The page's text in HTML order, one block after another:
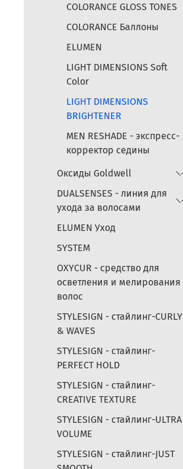
COLORANCE GLOSS TONES
COLORANCE Баллоны
ELUMEN
LIGHT DIMENSIONS Soft
Color
LIGHT DIMENSIONS
BRIGHTENER
MEN RESHADE - экспресс-
корректор седины
Оксиды Goldwell
DUALSENSES - линия для
ухода за волосами
ELUMEN Уход
SYSTEM
OXYCUR - средство для
осветления и мелирования
волос
STYLESIGN - стайлинг-CURLY
& WAVES
STYLESIGN - стайлинг-
PERFECT HOLD
STYLESIGN - стайлинг-
CREATIVE TEXTURE
STYLESIGN - стайлинг-ULTRA
VOLUME
STYLESIGN - стайлинг-JUST